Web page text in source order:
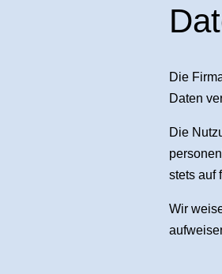
Die
Daten
Die
stets auf
Wir